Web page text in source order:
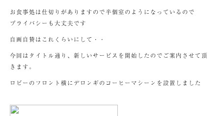
お食事処は仕切りがありますので半個室のようになっているので
プライバシーも大丈夫です
自画自賛はこれくらいにして・・
今回はタイトル通り、新しいサービスを開始したのでご案内させて頂
きます。
ロビーのフロント横にデロンギのコーヒーマシーンを設置しました